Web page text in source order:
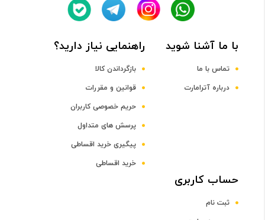
ظرفیت حافظه داخلی
صفحه نمایش
اندازه صفحه نمایش
با ما آشنا شوید
تماس با ما
درباره آترامارت
راهنمایی نیاز دارید؟
بازگرداندن کالا
قوانین و مقررات
حریم خصوصی کاربران
پرسش های متداول
پیگیری خرید اقساطی
خرید اقساطی
حساب کاربری
ثبت نام